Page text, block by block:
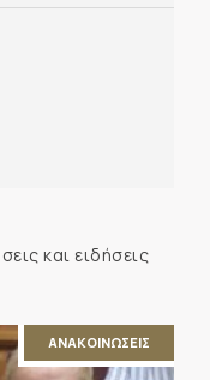
και ειδήσεις
ΑΝΑΚΟΙΝΩΣΕΙΣ